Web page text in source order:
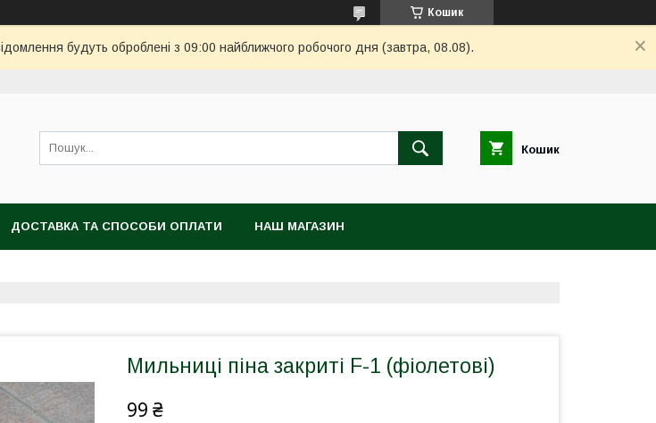
Кошик
будуть оброблені з 09:00 найближчого робочого дня (завтра, 08.08).
Кошик
ДОСТАВКА ТА СПОСОБИ ОПЛАТИ НАШ МАГАЗИН
Мильниці піна закриті F-1 (фіолетові)
99 ₴